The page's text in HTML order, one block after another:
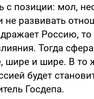
с позиции: мол,
не развивать
Россию,
Тогда
шире и шире. В то
будет
Госдепа.